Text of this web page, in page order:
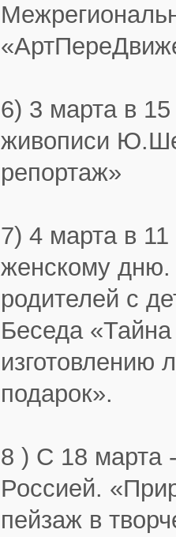
6) 3 марта в
живописи
репортаж»
7) 4 марта в
женскому дню.
родителей с
Беседа
изготовлению
подарок».
8 ) С 18 марта
Россией.
пейзаж в